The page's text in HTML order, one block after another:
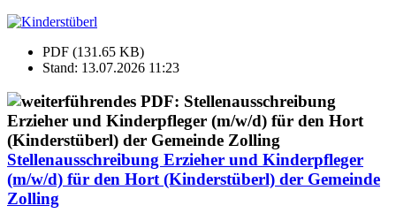
PDF (131.65 KB)
Stand: 13.07.2026 11:23
Stellenausschreibung Erzieher und Kinderpfleger
(m/w/d) für den Hort (Kinderstüberl) der Gemeinde
Zolling